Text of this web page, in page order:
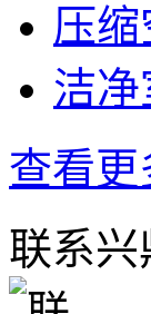
压
洁
查看更
联系兴